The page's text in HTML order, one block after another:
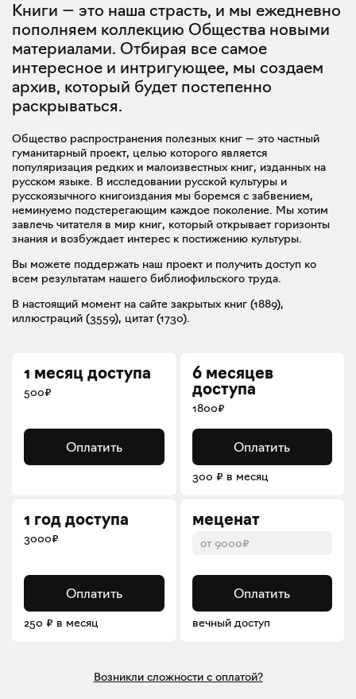
Книги — это наша страсть, и мы ежедневно
пополняем коллекцию Общества новыми
материалами. Отбирая все самое
интересное и интригующее, мы создаем
архив, который будет постепенно
раскрываться.
Общество распространения полезных книг — это частный
гуманитарный проект, целью которого является
популяризация редких и малоизвестных книг, изданных на
русском языке. В исследовании русской культуры и
русскоязычного книгоиздания мы боремся с забвением,
неминуемо подстерегающим каждое поколение. Мы хотим
завлечь читателя в мир книг, который открывает горизонты
знания и возбуждает интерес к постижению культуры.
Вы можете поддержать наш проект и получить доступ ко
всем результатам нашего библиофильского труда.
В настоящий момент на сайте закрытых книг (1889),
иллюстраций (3559), цитат (1730).
1 месяц доступа
500₽
Оплатить
6 месяцев
доступа
1800₽
Оплатить
300 ₽ в месяц
1 год доступа
3000₽
Оплатить
250 ₽ в месяц
меценат
Оплатить
вечный доступ
Возникли сложности с оплатой?